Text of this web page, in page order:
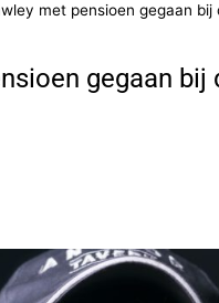
met pensioen gegaan
gegaan